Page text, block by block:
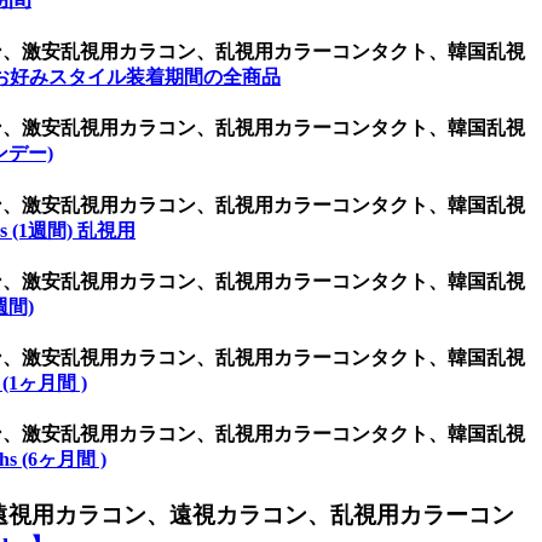
激安乱視用カラコン、乱視用カラーコンタクト、韓国乱視
好みスタイル装着期間の全商品
激安乱視用カラコン、乱視用カラーコンタクト、韓国乱視
デー)
激安乱視用カラコン、乱視用カラーコンタクト、韓国乱視
(1週間) 乱視用
激安乱視用カラコン、乱視用カラーコンタクト、韓国乱視
間)
激安乱視用カラコン、乱視用カラーコンタクト、韓国乱視
ヶ月間 )
激安乱視用カラコン、乱視用カラーコンタクト、韓国乱視
(6ヶ月間 )
用カラコン、遠視カラコン、乱視用カラーコン